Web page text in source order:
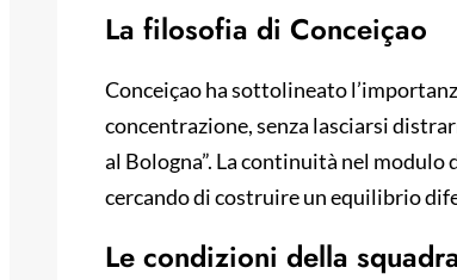
La filosofia di Conceiçao
Conceiçao ha sottolineato
concentrazione, senza lasciarsi
al Bologna”. La continuità nel
cercando di costruire un equilibrio
Le condizioni della